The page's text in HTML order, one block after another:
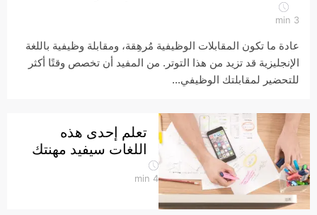
3
min
عادة ما تكون المقابلات الوظيفية مُرهِقة، ومقابلة وظيفية باللغة
الإنجليزية قد تزيد من هذا التوتر. من المفيد أن تخصص وقتًا أكثر
للتحضير لمقابلتك الوظيفي...
تعلم إحدى هذه
اللغات سيفيد مهنتك
4
min